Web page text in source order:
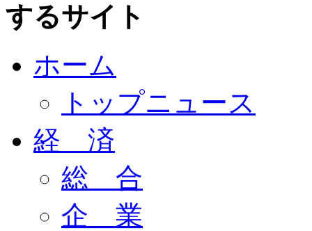
するサイト
ホーム
トップニュース
経 済
総 合
企 業